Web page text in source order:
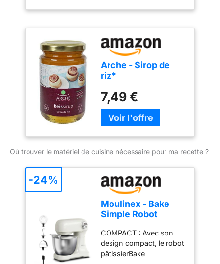
parfait pour desserts,
boissons et pâtes à
tartiner. Fabriqué à partir
de riz bio de haute
qualité pour une douceur
naturelle et légère.
Arche - Sirop de
riz*
7,49 €
Où trouver le matériel de cuisine nécessaire pour ma recette ?
Moulinex - Bake
Simple Robot
fouet, batteur et
crochet
COMPACT : Avec son
design compact, le robot
pâtissierBake
-24%